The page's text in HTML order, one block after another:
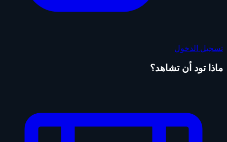
تسجيل الدخول
ماذا تود أن تشاهد؟